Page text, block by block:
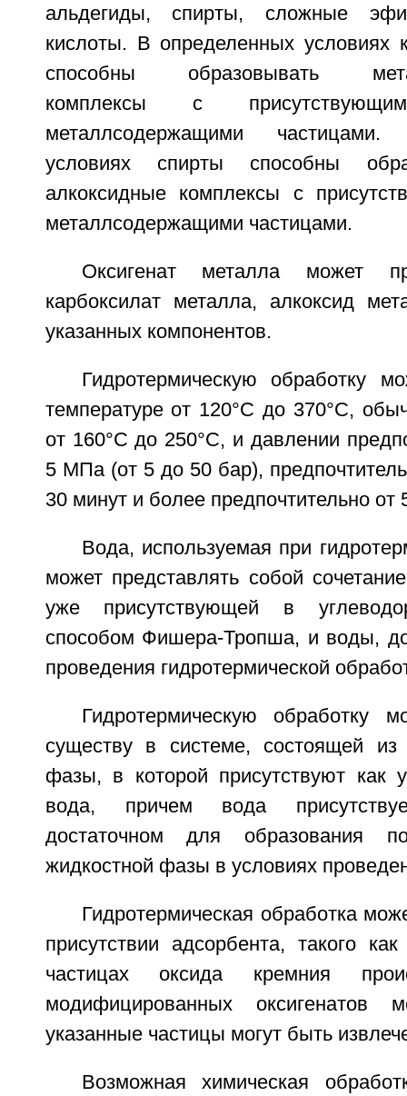
альдегиды, спирты, сложные
кислоты. В определенных условиях
способны образовывать
комплексы с
металлсодержащими
условиях спирты способны
алкоксидные комплексы с
металлсодержащими частицами.
Оксигенат металла может
карбоксилат металла, алкоксид
указанных компонентов.
Гидротермическую обработку
температуре от 120°С до 370°С,
от 160°С до 250°С, и давлении
5 МПа (от 5 до 50 бар),
30 минут и более предпочтительно от
Вода, используемая при
может представлять собой
уже присутствующей в
способом Фишера-Тропша, и воды,
проведения гидротермической
Гидротермическую обработку
существу в системе, состоящей из
фазы, в которой присутствуют как
вода, причем вода
достаточном для образования
жидкостной фазы в условиях
Гидротермическая обработка
присутствии адсорбента, такого
частицах оксида кремния
модифицированных оксигенатов
указанные частицы могут быть
Возможная химическая